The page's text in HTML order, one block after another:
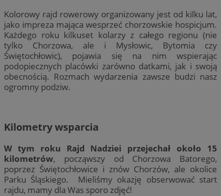
Kolorowy rajd rowerowy organizowany jest od kilku lat,
jako impreza mająca wesprzeć chorzowskie hospicjum.
Każdego roku kilkuset kolarzy z całego regionu (nie
tylko Chorzowa, ale i Mysłowic, Bytomia czy
Świętochłowic), pojawia się na nim wspierając
podopiecznych placówki zarówno datkami, jak i swoją
obecnością. Rozmach wydarzenia zawsze budzi nasz
ogromny podziw.
Kilometry wsparcia
W tym roku Rajd Nadziei przejechał około 15
kilometrów, począwszy od Chorzowa Batorego,
poprzez Świętochłowice i znów Chorzów, ale okolice
Parku Śląskiego. Mieliśmy okazję obserwować start
rajdu, mamy dla Was sporo zdjęć!